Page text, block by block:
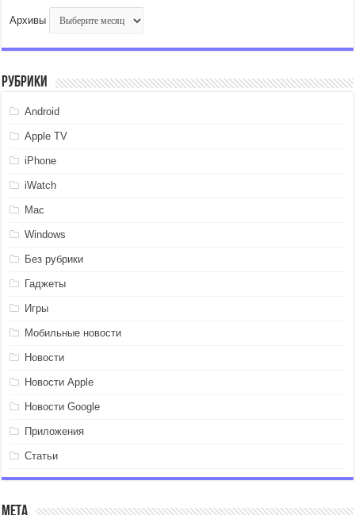
Архивы
Рубрики
Android
Apple TV
iPhone
iWatch
Mac
Windows
Без рубрики
Гаджеты
Игры
Мобильные новости
Новости
Новости Apple
Новости Google
Приложения
Статьи
Мета